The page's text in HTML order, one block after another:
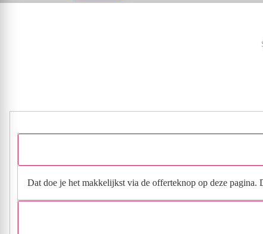
Dat doe je het makkelijkst via de offerteknop op deze pagina.